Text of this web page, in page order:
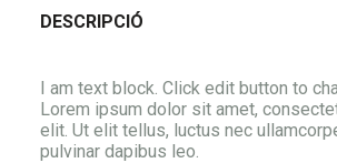
DESCRIPCIÓ
I am text block. Click edit button to
Lorem ipsum dolor sit amet,
elit. Ut elit tellus, luctus nec
pulvinar dapibus leo.